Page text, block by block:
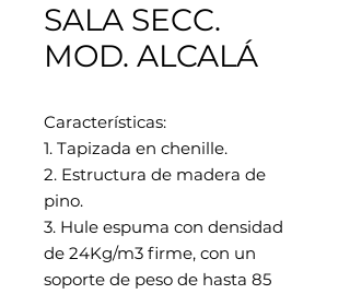
SALA SECC.
MOD. ALCALÁ
Características:
1. Tapizada en chenille.
2. Estructura de madera de
pino.
3. Hule espuma con densidad
de 24Kg/m3 firme, con un
soporte de peso de hasta 85